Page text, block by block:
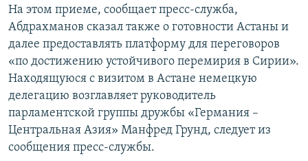
На этом приеме, сообщает пресс-служба,
Абдрахманов сказал также о готовности Астаны и
далее предоставлять платформу для переговоров
«по достижению устойчивого перемирия в Сирии».
Находящуюся с визитом в Астане немецкую
делегацию возглавляет руководитель
парламентской группы дружбы «Германия –
Центральная Азия» Манфред Грунд, следует из
сообщения пресс-службы.